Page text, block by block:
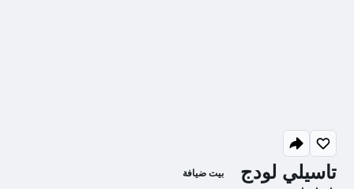
تاسيلي لودج بيت ضيافة